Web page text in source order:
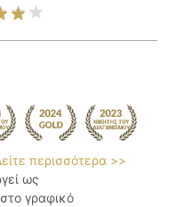
περισσότερα >>
ως
γραφικό